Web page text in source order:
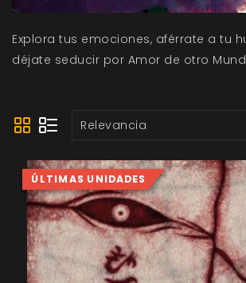
Explora tus emociones, aférrate a tu
déjate seducir por Amor de otro
Relevancia
ÚLTIMAS UNIDADES